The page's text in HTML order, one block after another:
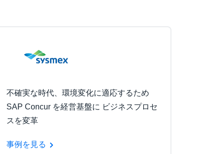
不確実な時代、環境変化に適応するため
SAP Concur を経営基盤に ビジネスプロセ
スを変革
事例を見る